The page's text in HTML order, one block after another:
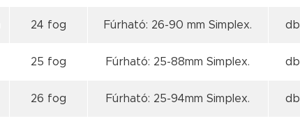
24 fog Fúrható: 26-90 mm Simplex. db
25 fog Fúrható: 25-88mm Simplex. db
26 fog Fúrható: 25-94mm Simplex. db